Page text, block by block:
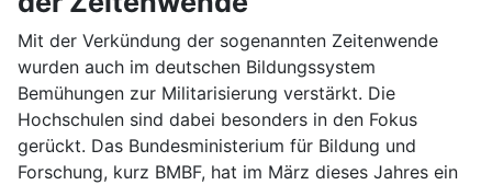
Mit der Verkündung der sogenannten Zeitenwende
wurden auch im deutschen Bildungssystem
Bemühungen zur Militarisierung verstärkt. Die
Hochschulen sind dabei besonders in den Fokus
gerückt. Das Bundesministerium für Bildung und
Forschung, kurz BMBF, hat im März dieses Jahres ein